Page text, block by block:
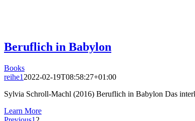
Beruflich in Babylon
Books
reihe1 2022-02-19T08:58:27+01:00
Sylvia Schroll-Machl (2016) Beruflich in Babylon Das
Learn More